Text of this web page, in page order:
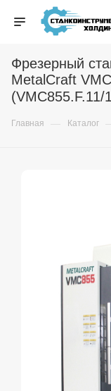
Фрезерный
MetalCraft
(VMC855.F.11/
Главная — Каталог